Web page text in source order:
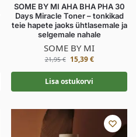
SOME BY MI AHA BHA PHA 30
Days Miracle Toner – tonkikad
teie hapete jaoks ühtlasemale ja
selgemale nahale
SOME BY MI
21,95€ 15,39€
Lisa ostukorvi